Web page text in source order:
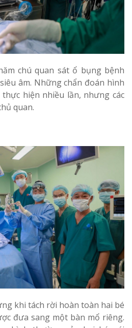
chú quan sát ổ bụng bệnh
âm. Những chẩn đoán hình
hiện nhiều lần, nhưng các
quan.
khi tách rời hoàn toàn hai bé
đưa sang một bàn mổ riêng.